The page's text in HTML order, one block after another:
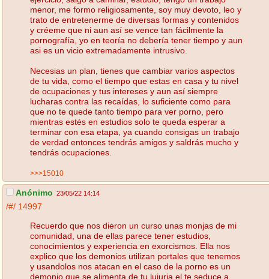
menor, me formo religiosamente, soy muy devoto, leo y
trato de entretenerme de diversas formas y contenidos
y créeme que ni aun así se vence tan fácilmente la
pornografía, yo en teoría no debería tener tiempo y aun
asi es un vicio extremadamente intrusivo.
Necesias un plan, tienes que cambiar varios aspectos
de tu vida, como el tiempo que estas en casa y tu nivel
de ocupaciones y tus intereses y aun así siempre
lucharas contra las recaídas, lo suficiente como para
que no te quede tanto tiempo para ver porno, pero
mientras estés en estudios solo te queda esperar a
terminar con esa etapa, ya cuando consigas un trabajo
de verdad entonces tendrás amigos y saldrás mucho y
tendrás ocupaciones.
>>>15010
Anónimo 23/05/22 14:14
/#/ 14997
Recuerdo que nos dieron un curso unas monjas de mi
comunidad, una de ellas parece tener estudios,
conocimientos y experiencia en exorcismos. Ella nos
explico que los demonios utilizan portales que tenemos
y usandolos nos atacan en el caso de la porno es un
demonio que se alimenta de tu lujuria el te seduce a